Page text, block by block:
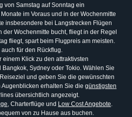
von Samstag auf Sonntag ein
im Voraus und in der Wochenmitte
insbesondere bei Langstrecken Flügen
der Wochenmitte bucht, fliegt in der Regel
fliegt, spart beim Flugpreis am meisten.
für den Rückflug.
einem Klick zu den attraktivsten
Sydney oder Tokio. Wählen Sie
und geben Sie die gewünschten
erhalten Sie die günstigsten
übersichtlich angezeigt.
, Charterflüge und Low Cost Angebote.
von zu Hause aus buchen.